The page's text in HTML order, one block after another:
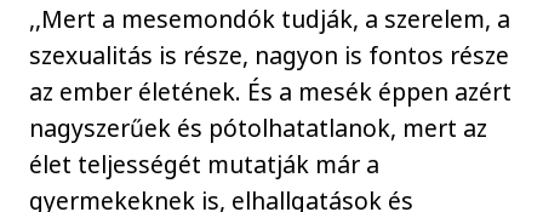
,,Mert a mesemondók tudják, a szerelem, a
szexualitás is része, nagyon is fontos része
az ember életének. És a mesék éppen azért
nagyszerűek és pótolhatatlanok, mert az
élet teljességét mutatják már a
gyermekeknek is, elhallgatások és